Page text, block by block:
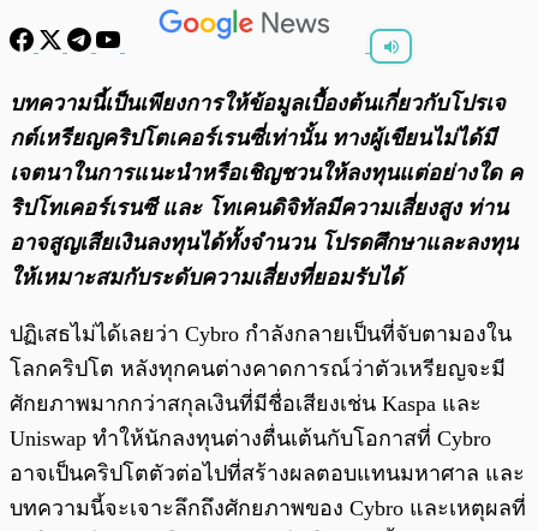
พร้อมเล่น 0:00/0:00
บทความนี้เป็นเพียงการให้ข้อมูลเบื้องต้นเกี่ยวกับโปรเจ
กต์เหรียญคริปโตเคอร์เรนซี่เท่านั้น ทางผู้เขียนไม่ได้มี
เจตนาในการแนะนำหรือเชิญชวนให้ลงทุนแต่อย่างใด ค
ริปโทเคอร์เรนซี และ โทเคนดิจิทัลมีความเสี่ยงสูง ท่าน
อาจสูญเสียเงินลงทุนได้ทั้งจํานวน โปรดศึกษาและลงทุน
ให้เหมาะสมกับระดับความเสี่ยงที่ยอมรับได้
ปฏิเสธไม่ได้เลยว่า Cybro กำลังกลายเป็นที่จับตามองใน
โลกคริปโต หลังทุกคนต่างคาดการณ์ว่าตัวเหรียญจะมี
ศักยภาพมากกว่าสกุลเงินที่มีชื่อเสียงเช่น Kaspa และ
Uniswap ทำให้นักลงทุนต่างตื่นเต้นกับโอกาสที่ Cybro
อาจเป็นคริปโตตัวต่อไปที่สร้างผลตอบแทนมหาศาล และ
บทความนี้จะเจาะลึกถึงศักยภาพของ Cybro และเหตุผลที่